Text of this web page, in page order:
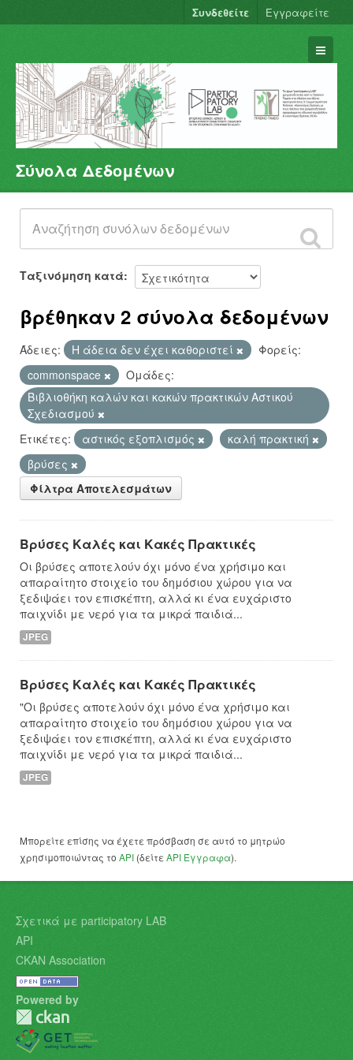
Συνδεθείτε Εγγραφείτε
Σύνολα Δεδομένων
Φορείς
Ομάδες
Σχετικά
Σύνολα Δεδομένων
Ταξινόμηση κατά
βρέθηκαν 2 σύνολα δεδομένων
Άδειες: Η άδεια δεν έχει καθοριστεί
Φορείς:
commonspace
Ομάδες:
Βιβλιοθήκη καλών και κακών πρακτικών Αστικού
Σχεδιασμού
Ετικέτες:
αστικός εξοπλισμός
καλή πρακτική
βρύσες
Φίλτρα Αποτελεσμάτων
Βρύσες Καλές και Κακές Πρακτικές
Οι βρύσες αποτελούν όχι μόνο ένα χρήσιμο και
απαραίτητο στοιχείο του δημόσιου χώρου για να
ξεδιψάει τον επισκέπτη, αλλά κι ένα ευχάριστο
παιχνίδι με νερό για τα μικρά παιδιά...
JPEG
Βρύσες Καλές και Κακές Πρακτικές
"Οι βρύσες αποτελούν όχι μόνο ένα χρήσιμο και
απαραίτητο στοιχείο του δημόσιου χώρου για να
ξεδιψάει τον επισκέπτη, αλλά κι ένα ευχάριστο
παιχνίδι με νερό για τα μικρά παιδιά...
JPEG
Μπορείτε επίσης να έχετε πρόσβαση σε αυτό το μητρώο
χρησιμοποιώντας το API (δείτε API Έγγραφα).
Σχετικά με participatory LAB
API
CKAN Association
Powered by